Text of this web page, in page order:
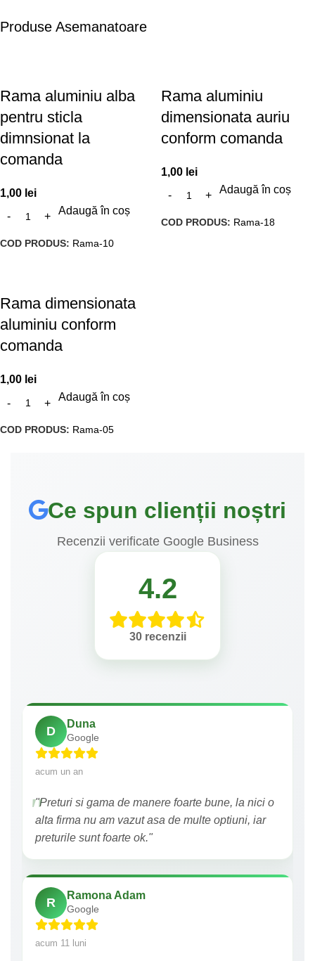
Produse Asemanatoare
Rama aluminiu alba
pentru sticla
dimnsionat la
comanda
1,00 lei
Adaugă în coș
COD PRODUS: Rama-10
Rama aluminiu
dimensionata auriu
conform comanda
1,00 lei
Adaugă în coș
COD PRODUS: Rama-18
Rama dimensionata
aluminiu conform
comanda
1,00 lei
Adaugă în coș
COD PRODUS: Rama-05
Ce spun clienții noștri
Recenzii verificate Google Business
4.2
30 recenzii
D
Duna
Google
acum un an
"Preturi si gama de manere foarte bune, la nici o
alta firma nu am vazut asa de multe optiuni, iar
preturile sunt foarte ok."
R
Ramona Adam
Google
acum 11 luni